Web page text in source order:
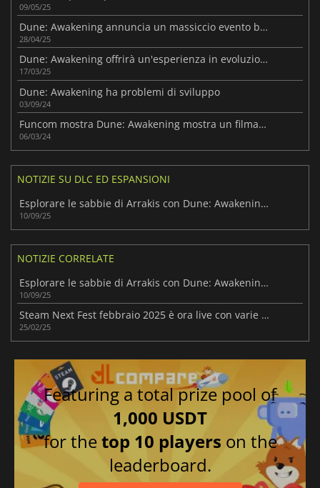
09/05/25
Dune: Awakening annuncia un massiccio evento beta
28/04/25
Dune: Awakening offrirà un'esperienza in evoluzione
17/03/25
Dune: Awakening ha problemi di sviluppo
03/09/24
Funcom mostra Dune: Awakening mostra un filmato di gioco
06/03/24
NOTIZIE SU DLC ED ESPANSIONI
Esplorare le sabbie di Arrakis con Dune: Awakening - Lost Harvest
10/09/25
NOTIZIE CORRELATE
Esplorare le sabbie di Arrakis con Dune: Awakening - Lost Harvest
10/09/25
Steam Next Fest febbraio 2025 è ora live con varie demo
25/02/25
Featuring a total prize pool of
1,000 USDT
for thetop 10 players on the
leaderboard.